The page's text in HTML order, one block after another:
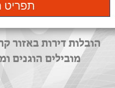
תפריט
הובלות דירות באזור
מובילים הוגנים